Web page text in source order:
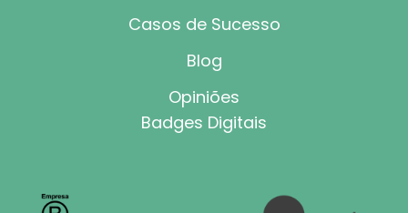
Casos de Sucesso
Blog
Opiniões
Badges Digitais